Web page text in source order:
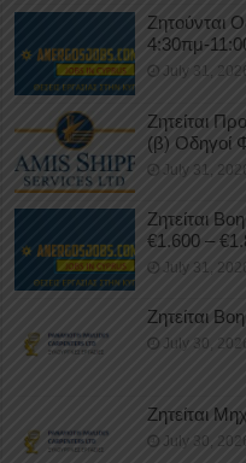
Ζητούνται
4:30πμ-
July 31,
Ζητείται
(β) Οδηγοί
July 31,
Ζητείται
€1.600 –
July 31,
Ζητείται
July 30,
Ζητείται
July 30,